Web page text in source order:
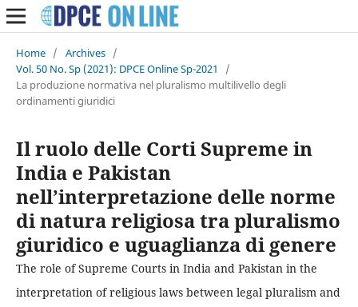
Home / Archives /
Vol. 50 No. Sp (2021): DPCE Online Sp-2021
/
La produzione normativa nel pluralismo multilivello degli
ordinamenti giuridici
Il ruolo delle Corti Supreme in
India e Pakistan
nell’interpretazione delle norme
di natura religiosa tra pluralismo
giuridico e uguaglianza di genere
The role of Supreme Courts in India and Pakistan in the
interpretation of religious laws between legal pluralism and